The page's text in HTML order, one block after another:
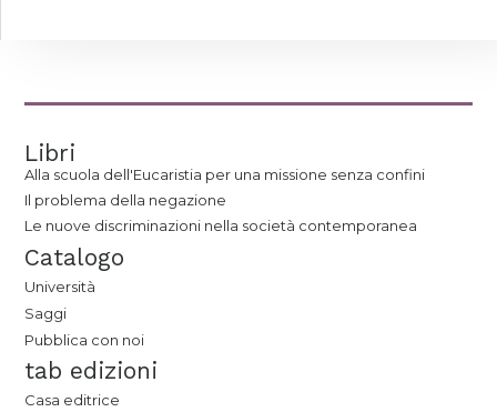
Libri
Alla scuola dell'Eucaristia per una missione senza confini
Il problema della negazione
Le nuove discriminazioni nella società contemporanea
Catalogo
Università
Saggi
Pubblica con noi
tab edizioni
Casa editrice